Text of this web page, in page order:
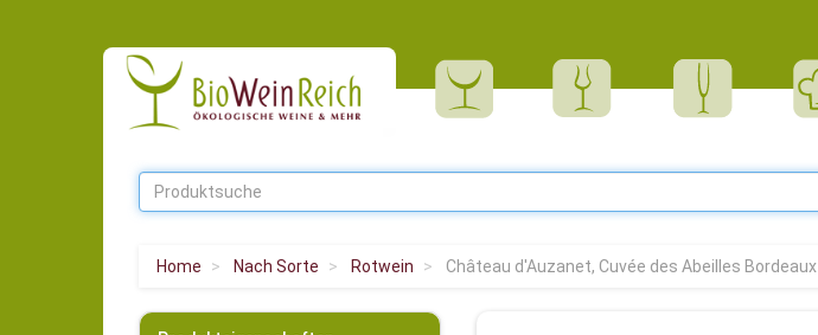
Home Nach Sorte Rotwein Château d'Auzanet, Cuvée des Abeilles Bordeaux